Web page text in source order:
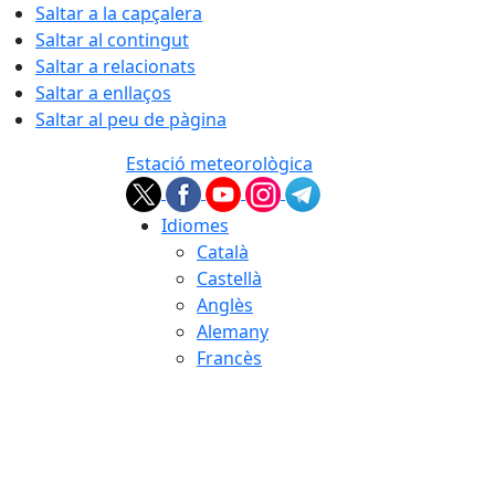
Saltar a la capçalera
Saltar al contingut
Saltar a relacionats
Saltar a enllaços
Saltar al peu de pàgina
Estació meteorològica
Idiomes
Català
Castellà
Anglès
Alemany
Francès